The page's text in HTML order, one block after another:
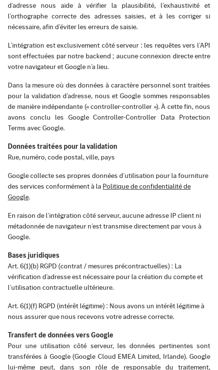
d’adresse nous aide à vérifier la plausibilité, l’exhaustivité et
l’orthographe correcte des adresses saisies, et à les corriger si
nécessaire, afin d’éviter les erreurs de saisie.
L’intégration est exclusivement côté serveur : les requêtes vers l’API
sont effectuées par notre backend ; aucune connexion directe entre
votre navigateur et Google n’a lieu.
Dans la mesure où des données à caractère personnel sont traitées
pour la validation d’adresse, nous et Google sommes responsables
de manière indépendante (« controller-controller »). À cette fin, nous
avons conclu les Google Controller‑Controller Data Protection
Terms avec Google.
Données traitées pour la validation
Rue, numéro, code postal, ville, pays
Google collecte ses propres données d’utilisation pour la fourniture
des services conformément à la Politique de confidentialité de
Google.
En raison de l’intégration côté serveur, aucune adresse IP client ni
métadonnée de navigateur n’est transmise directement par vous à
Google.
Bases juridiques
Art. 6(1)(b) RGPD (contrat / mesures précontractuelles) : La
vérification d’adresse est nécessaire pour la création du compte et
l’utilisation contractuelle ultérieure.
Art. 6(1)(f) RGPD (intérêt légitime) : Nous avons un intérêt légitime à
nous assurer que nous recevons votre adresse correcte.
Transfert de données vers Google
Pour une utilisation côté serveur, les données pertinentes sont
transférées à Google (Google Cloud EMEA Limited, Irlande). Google
lui-même peut, dans son rôle de responsable du traitement,